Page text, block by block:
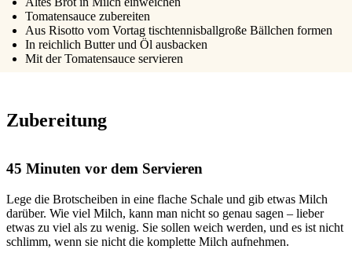
Toma­ten­sauce zube­rei­ten
Aus Risot­to vom Vor­tag tisch­ten­nis­ball­gro­ße Bäll­chen for­men
In reich­lich But­ter und Öl aus­ba­cken
Mit der Toma­ten­sauce ser­vie­ren
Zubereitung
45 Minuten vor dem Servieren
Lege die Brot­schei­ben in eine fla­che Scha­le und gib etwas Milch
dar­über. Wie viel Milch, kann man nicht so genau sagen – lie­ber
etwas zu viel als zu wenig. Sie sol­len weich wer­den, und es ist nicht
schlimm, wenn sie nicht die kom­plet­te Milch auf­neh­men.